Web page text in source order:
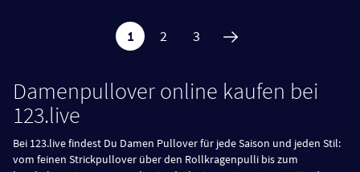
1 2 3
Damenpullover online kaufen bei
123.live
Bei 123.live findest Du Damen Pullover für jede Saison und jeden Stil:
vom feinen Strickpullover über den Rollkragenpulli bis zum